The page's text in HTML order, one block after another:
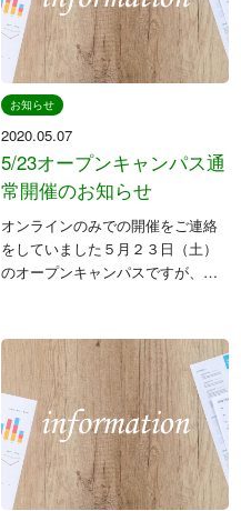
お知らせ
2020.05.07
5/23オープンキャンパス通
常開催のお知らせ
オンラインのみでの開催をご連絡
をしていました５月２３日（土）
のオープンキャンパスですが、栃
する運びとなりました。 当日は十
分な換気を行い、教職員や在校生
はマスク […]